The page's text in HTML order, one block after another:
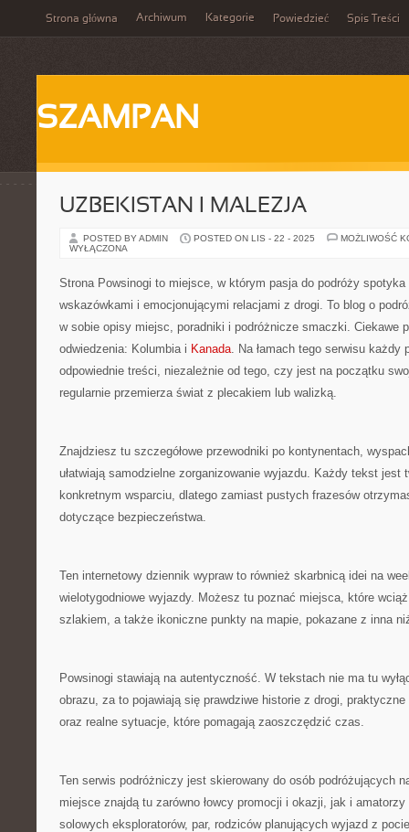
Strona główna Archiwum Kategorie Powiedzieć Spis Treści
SZAMPAN
UZBEKISTAN I MALEZJA
POSTED BY ADMIN POSTED ON LIS - 22 - 2025
MOŻLIWOŚĆ
WYŁĄCZONA
Strona Powsinogi to miejsce, w którym pasja do podróży
wskazówkami i emocjonującymi relacjami z drogi. To blog o
w sobie opisy miejsc, poradniki i podróżnicze smaczki. Ciekawe
odwiedzenia: Kolumbia i Kanada. Na łamach tego serwisu każdy
odpowiednie treści, niezależnie od tego, czy jest na początku
regularnie przemierza świat z plecakiem lub walizką.
Znajdziesz tu szczegółowe przewodniki po kontynentach,
ułatwiają samodzielne zorganizowanie wyjazdu. Każdy tekst jest
konkretnym wsparciu, dlatego zamiast pustych frazesów
dotyczące bezpieczeństwa.
Ten internetowy dziennik wypraw to również skarbnicą idei na
wielotygodniowe wyjazdy. Możesz tu poznać miejsca, które
szlakiem, a także ikoniczne punkty na mapie, pokazane z inna
Powsinogi stawiają na autentyczność. W tekstach nie ma tu
obrazu, za to pojawiają się prawdziwe historie z drogi, praktyczne
oraz realne sytuacje, które pomagają zaoszczędzić czas.
Ten serwis podróżniczy jest skierowany do osób podróżujących
miejsce znajdą tu zarówno łowcy promocji i okazji, jak i
solowych eksploratorów, par, rodziców planujących wyjazd z